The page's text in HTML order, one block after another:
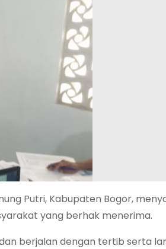
Putri, Kabupaten Bogor,
yang berhak menerima.
berjalan dengan tertib serta